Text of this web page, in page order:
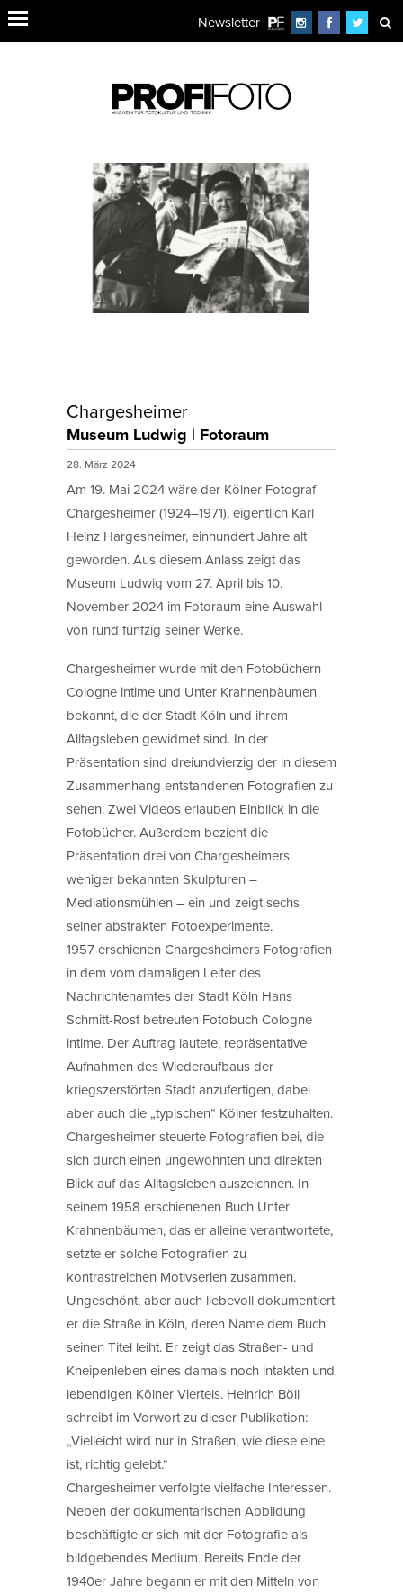
Newsletter
Chargesheimer
Museum Ludwig | Fotoraum
28. März 2024
Am 19. Mai 2024 wäre der Kölner Fotograf
Chargesheimer (1924–1971), eigentlich Karl
Heinz Hargesheimer, einhundert Jahre alt
geworden. Aus diesem Anlass zeigt das
Museum Ludwig vom 27. April bis 10.
November 2024 im Fotoraum eine Auswahl
von rund fünfzig seiner Werke.
Chargesheimer wurde mit den Fotobüchern
Cologne intime und Unter Krahnenbäumen
bekannt, die der Stadt Köln und ihrem
Alltagsleben gewidmet sind. In der
Präsentation sind dreiundvierzig der in diesem
Zusammenhang entstandenen Fotografien zu
sehen. Zwei Videos erlauben Einblick in die
Fotobücher. Außerdem bezieht die
Präsentation drei von Chargesheimers
weniger bekannten Skulpturen –
Mediationsmühlen – ein und zeigt sechs
seiner abstrakten Fotoexperimente.
1957 erschienen Chargesheimers Fotografien
in dem vom damaligen Leiter des
Nachrichtenamtes der Stadt Köln Hans
Schmitt-Rost betreuten Fotobuch Cologne
intime. Der Auftrag lautete, repräsentative
Aufnahmen des Wiederaufbaus der
kriegszerstörten Stadt anzufertigen, dabei
aber auch die „typischen“ Kölner festzuhalten.
Chargesheimer steuerte Fotografien bei, die
sich durch einen ungewohnten und direkten
Blick auf das Alltagsleben auszeichnen. In
seinem 1958 erschienenen Buch Unter
Krahnenbäumen, das er alleine verantwortete,
setzte er solche Fotografien zu
kontrastreichen Motivserien zusammen.
Ungeschönt, aber auch liebevoll dokumentiert
er die Straße in Köln, deren Name dem Buch
seinen Titel leiht. Er zeigt das Straßen- und
Kneipenleben eines damals noch intakten und
lebendigen Kölner Viertels. Heinrich Böll
schreibt im Vorwort zu dieser Publikation:
„Vielleicht wird nur in Straßen, wie diese eine
ist, richtig gelebt.“
Chargesheimer verfolgte vielfache Interessen.
Neben der dokumentarischen Abbildung
beschäftigte er sich mit der Fotografie als
bildgebendes Medium. Bereits Ende der
1940er Jahre begann er mit den Mitteln von